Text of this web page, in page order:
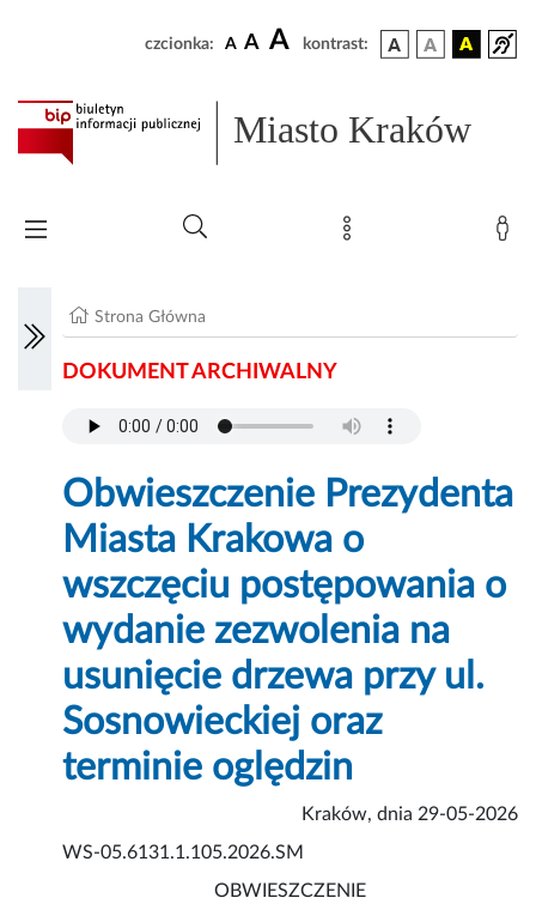
czcionka: A A A kontrast:
Miasto Kraków
Strona Główna
DOKUMENT ARCHIWALNY
Obwieszczenie Prezydenta
Miasta Krakowa o
wszczęciu postępowania o
wydanie zezwolenia na
usunięcie drzewa przy ul.
Sosnowieckiej oraz
terminie oględzin
Kraków, dnia 29-05-2026
WS-05.6131.1.105.2026.SM
OBWIESZCZENIE